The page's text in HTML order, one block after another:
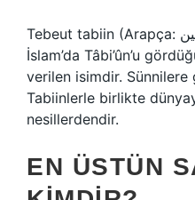
Tebeut tabiin (Arapça: تبع التابعين; Tâbi’ûn’a uyanlar),
İslam’da Tâbi’ûn’u
verilen isimdir.
Tabiinlerle birlikte
nesillerdendir.
EN ÜSTÜN